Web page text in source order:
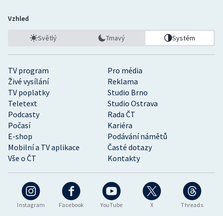
Instagram Facebook YouTube X Threads
TV program
Pro média
Živé vysílání
Reklama
TV poplatky
Studio Brno
Teletext
Studio Ostrava
Podcasty
Rada ČT
Počasí
Kariéra
E-shop
Podávání námětů
Mobilní a TV aplikace
Časté dotazy
Vše o ČT
Kontakty
Vzhled
Světlý Tmavý Systém